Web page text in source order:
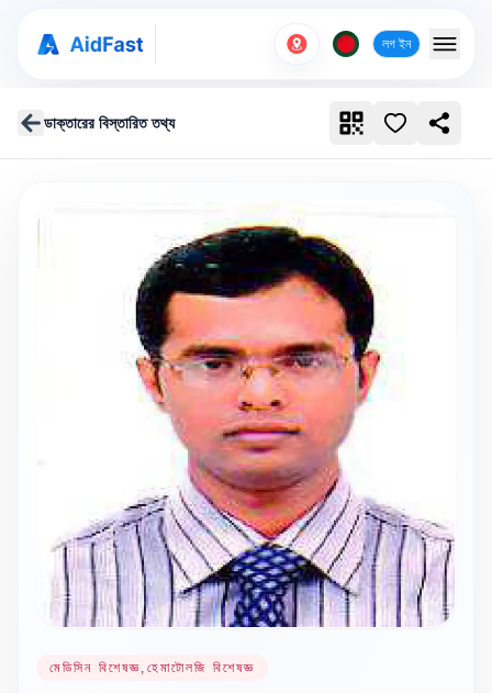
লগ ইন
ডাক্তারের বিস্তারিত তথ্য
মেডিসিন বিশেষজ্ঞ,হেমাটোলজি বিশেষজ্ঞ